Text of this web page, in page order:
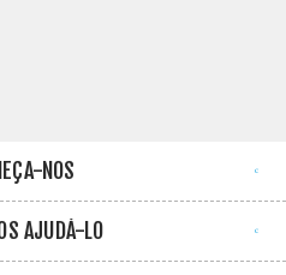
NOS
AJUDÁ-LO